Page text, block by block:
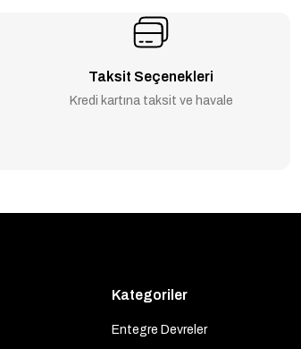
Taksit Seçenekleri
Kredi kartına taksit ve havale
Kategoriler
Entegre Devreler